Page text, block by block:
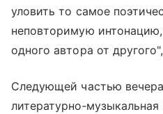
уловить то самое
неповторимую интонацию,
одного автора от
Следующей частью